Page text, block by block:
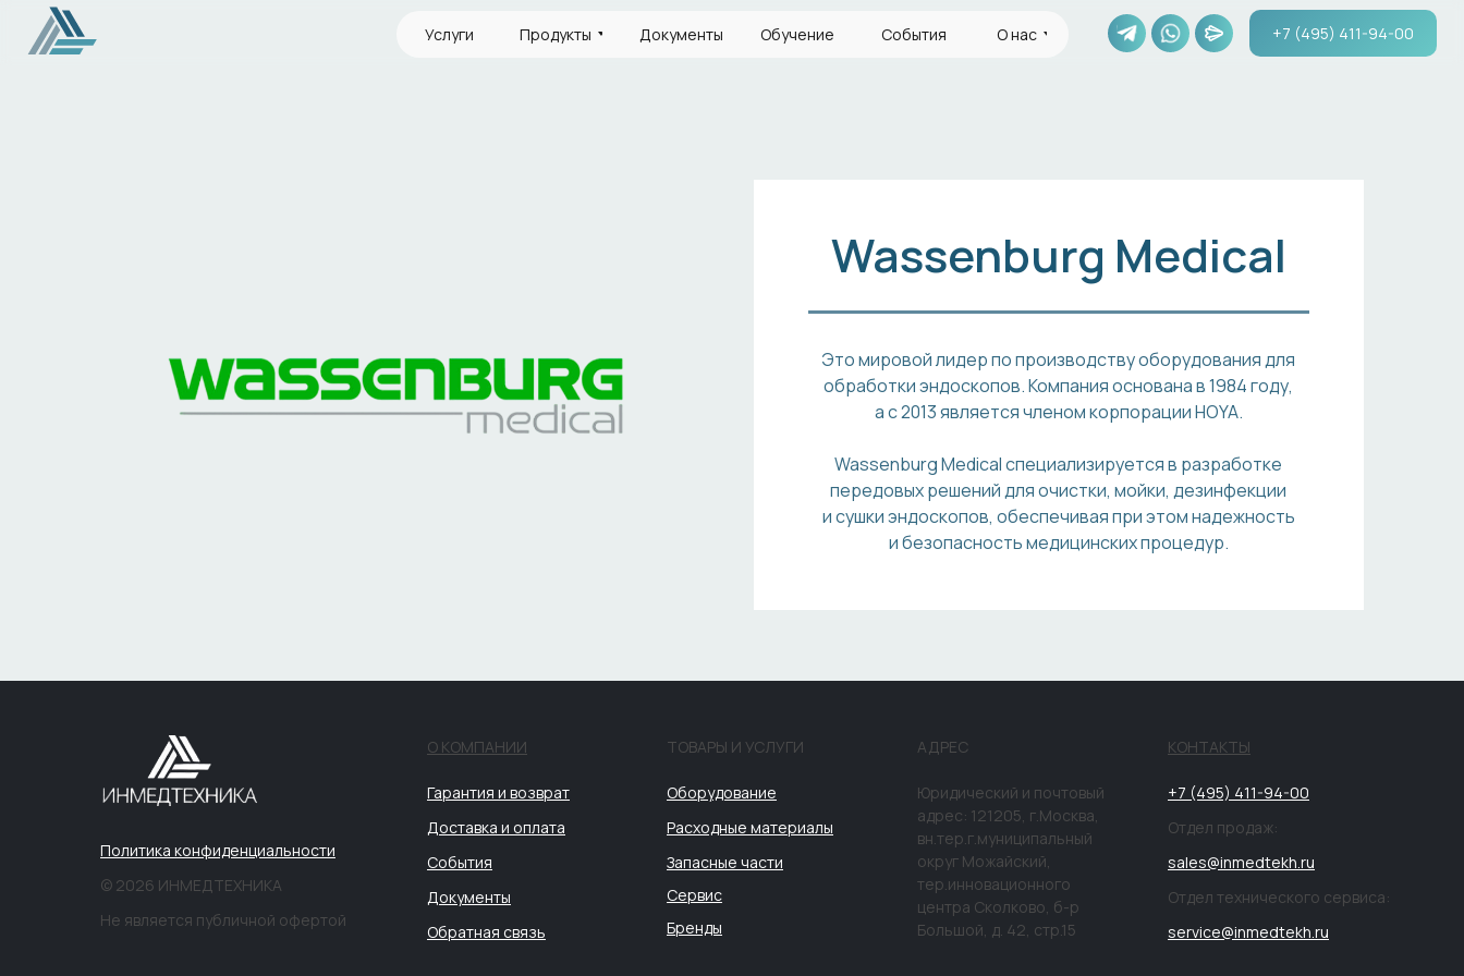
+7 (495) 411-94-00
Услуги Продукты События
Документы Обучение О нас
Wassenburg Medical
Это мировой лидер по производству оборудования для
обработки эндоскопов. Компания основана в 1984 году,
а с 2013 является членом корпорации HOYA.
Wassenburg Medical специализируется в разработке
передовых решений для очистки, мойки, дезинфекции
и сушки эндоскопов, обеспечивая при этом надежность
и безопасность медицинских процедур.
О КОМПАНИИ ТОВАРЫ И УСЛУГИ АДРЕС КОНТАКТЫ
Гарантия и возврат
Доставка и оплата
Оборудование
Расходные материалы
Запасные части
Сервис
Юридический и почтовый
адрес: 121205, г.Москва,
вн.тер.г.муниципальный
округ Можайский,
тер.инновационного
центра Сколково, б-р
Большой, д. 42, стр.15
+7 (495) 411-94-00
sales@inmedtekh.ru
Политика конфиденциальности
© 2026 ИНМЕДТЕХНИКА
Не является публичной офертой
Отдел продаж:
Отдел технического сервиса:
service@inmedtekh.ru
События
Документы
Обратная связь
Бренды